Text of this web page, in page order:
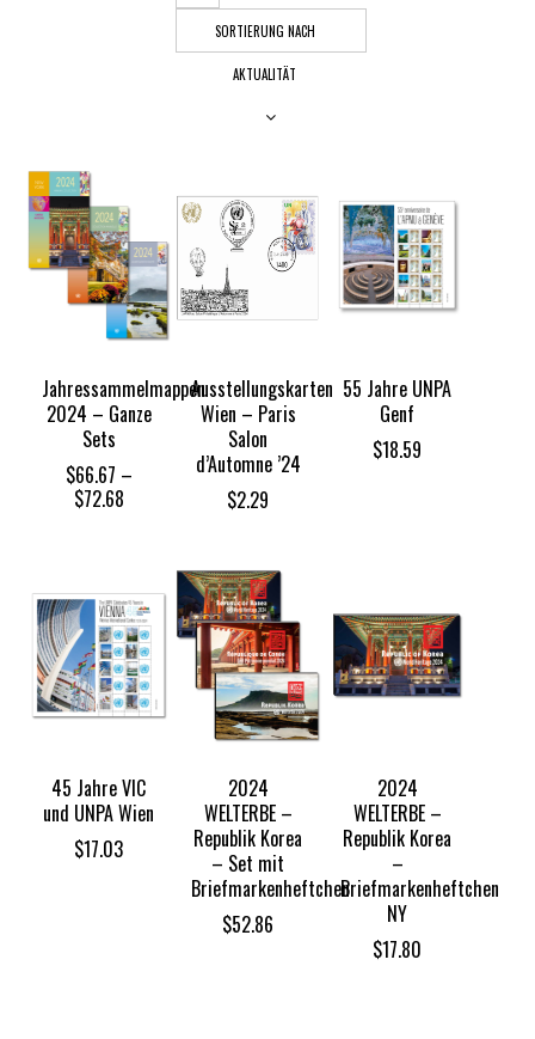
SORTIERUNG NACH
AKTUALITÄT
Jahressammelmappen
2024 – Ganze
Sets
$66.67 –
$72.68Price
through
$72.68
Ausstellungskarten
Wien – Paris
Salon
d’Automne ’24
$2.29
55 Jahre UNPA
Genf
$18.59
45 Jahre VIC
und UNPA Wien
$17.03
2024
WELTERBE –
Republik Korea
– Set mit
Briefmarkenheftchen
$52.86
2024
WELTERBE –
Republik Korea
–
Briefmarkenheftchen
NY
$17.80